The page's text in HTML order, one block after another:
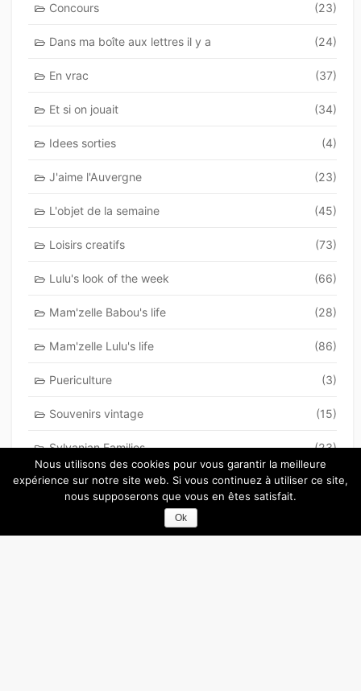
Concours (23)
Dans ma boîte aux lettres il y a (24)
En vrac (37)
Et si on jouait (34)
Idees sorties (4)
J'aime l'Auvergne (23)
L'objet de la semaine (45)
Loisirs creatifs (73)
Lulu's look of the week (66)
Mam'zelle Babou's life (28)
Mam'zelle Lulu's life (86)
Puericulture (3)
Souvenirs vintage (15)
Sylvanian Families (23)
Top cinq (44)
Nous utilisons des cookies pour vous garantir la meilleure
expérience sur notre site web. Si vous continuez à utiliser ce site,
nous supposerons que vous en êtes satisfait.
Ok